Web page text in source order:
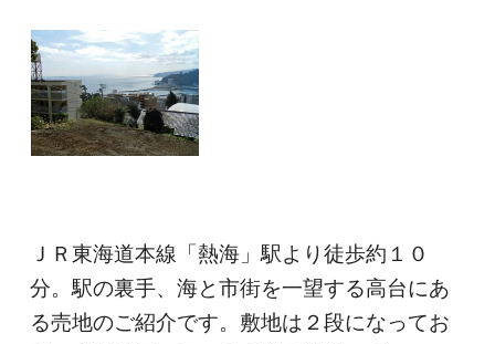
ＪＲ東海道本線「熱海」駅より徒歩約１０
分。駅の裏手、海と市街を一望する高台にあ
る売地のご紹介です。敷地は２段になってお